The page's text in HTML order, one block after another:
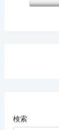
検索